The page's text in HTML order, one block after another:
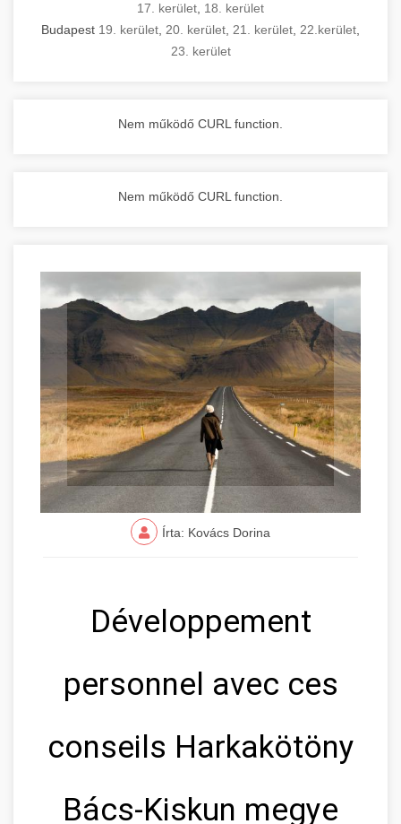
17. kerület 18. kerület
Budapest 19. kerület 20. kerület 21. kerület 22.kerület
23. kerület
Nem működő CURL function.
Nem működő CURL function.
Írta: Kovács Dorina
Développement
personnel avec ces
conseils Harkakötöny
Bács-Kiskun megye